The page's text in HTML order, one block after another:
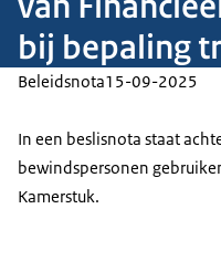
bij bepaling
Beleidsnota15-09-2025
In een beslisnota staat
bewindspersonen
Kamerstuk.